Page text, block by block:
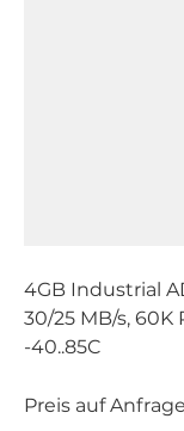
4GB Industrial
30/25 MB/s,
-40..85C
Preis auf Anfrage